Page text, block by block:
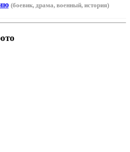
(боевик, драма, военный, история)